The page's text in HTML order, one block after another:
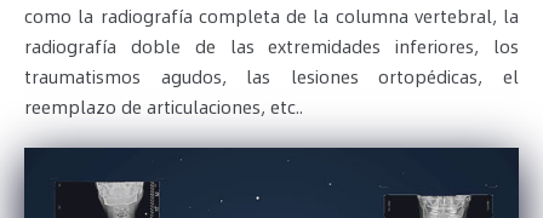
como la radiografía completa de la columna vertebral, la
radiografía doble de las extremidades inferiores, los
traumatismos agudos, las lesiones ortopédicas, el
reemplazo de articulaciones, etc..